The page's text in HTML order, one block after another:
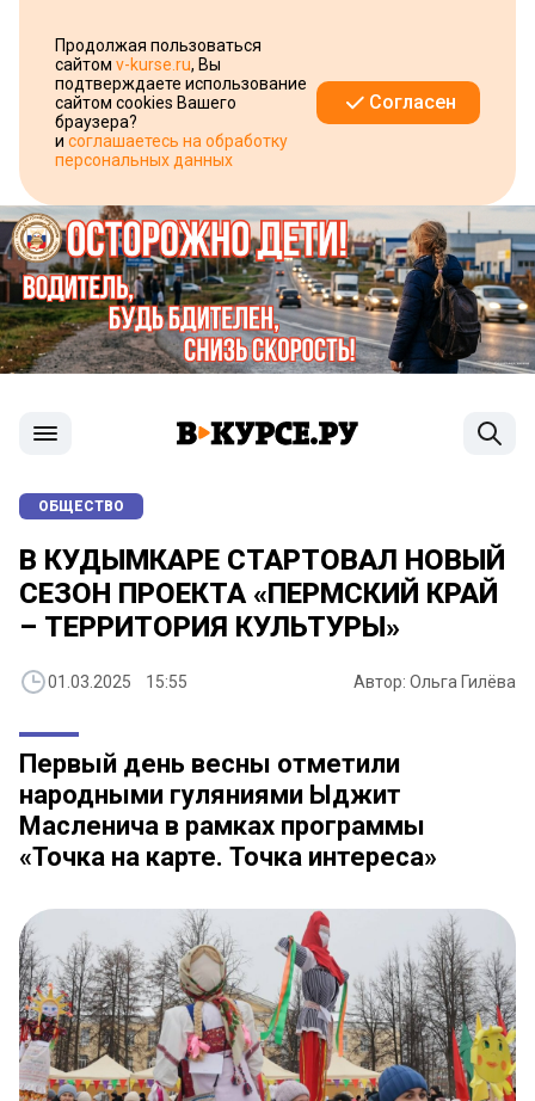
Продолжая пользоваться
сайтом v-kurse.ru, Вы
подтверждаете использование
сайтом cookies Вашего
браузера?
и соглашаетесь на обработку
персональных данных
Согласен
ОБЩЕСТВО
В КУДЫМКАРЕ СТАРТОВАЛ НОВЫЙ
СЕЗОН ПРОЕКТА «ПЕРМСКИЙ КРАЙ
– ТЕРРИТОРИЯ КУЛЬТУРЫ»
01.03.2025 15:55 Автор: Ольга Гилёва
Первый день весны отметили
народными гуляниями Ыджит
Масленича в рамках программы
«Точка на карте. Точка интереса»